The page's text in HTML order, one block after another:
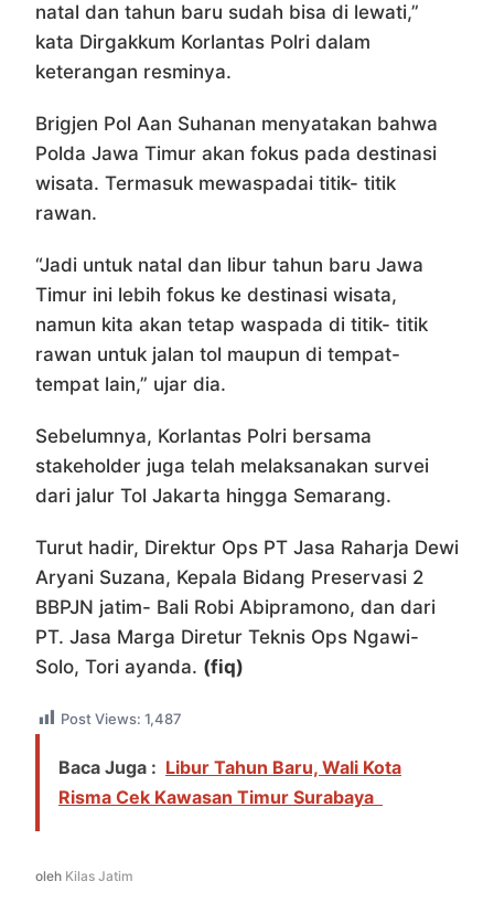
natal dan tahun baru sudah bisa di lewati,”
kata Dirgakkum Korlantas Polri dalam
keterangan resminya.
Brigjen Pol Aan Suhanan menyatakan bahwa
Polda Jawa Timur akan fokus pada destinasi
wisata. Termasuk mewaspadai titik- titik
rawan.
“Jadi untuk natal dan libur tahun baru Jawa
Timur ini lebih fokus ke destinasi wisata,
namun kita akan tetap waspada di titik- titik
rawan untuk jalan tol maupun di tempat-
tempat lain,” ujar dia.
Sebelumnya, Korlantas Polri bersama
stakeholder juga telah melaksanakan survei
dari jalur Tol Jakarta hingga Semarang.
Turut hadir, Direktur Ops PT Jasa Raharja Dewi
Aryani Suzana, Kepala Bidang Preservasi 2
BBPJN jatim- Bali Robi Abipramono, dan dari
PT. Jasa Marga Diretur Teknis Ops Ngawi-
Solo, Tori ayanda. (fiq)
Post Views: 1,487
Baca Juga : Libur Tahun Baru, Wali Kota
Risma Cek Kawasan Timur Surabaya
oleh Kilas Jatim